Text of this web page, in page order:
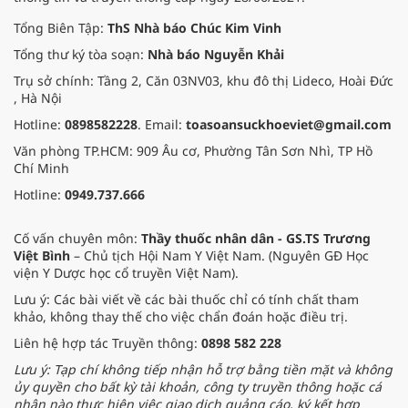
Tổng Biên Tập: ThS Nhà báo Chúc Kim Vinh
Tổng thư ký tòa soạn: Nhà báo Nguyễn Khải
Trụ sở chính: Tầng 2, Căn 03NV03, khu đô thị Lideco, Hoài Đức
, Hà Nội
Hotline: 0898582228. Email: toasoansuckhoeviet@gmail.com
Văn phòng TP.HCM: 909 Âu cơ, Phường Tân Sơn Nhì, TP Hồ
Chí Minh
Hotline: 0949.737.666
Cố vấn chuyên môn: Thầy thuốc nhân dân - GS.TS Trương
Việt Bình – Chủ tịch Hội Nam Y Việt Nam. (Nguyên GĐ Học
viện Y Dược học cổ truyền Việt Nam).
Lưu ý: Các bài viết về các bài thuốc chỉ có tính chất tham
khảo, không thay thế cho việc chẩn đoán hoặc điều trị.
Liên hệ hợp tác Truyền thông: 0898 582 228
Lưu ý: Tạp chí không tiếp nhận hỗ trợ bằng tiền mặt và không
ủy quyền cho bất kỳ tài khoản, công ty truyền thông hoặc cá
nhân nào thực hiện việc giao dịch quảng cáo, ký kết hợp